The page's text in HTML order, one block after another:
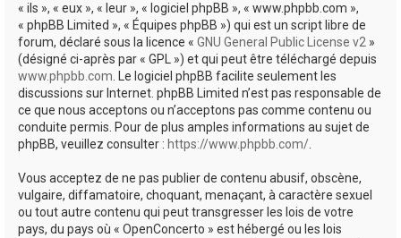
« ils », « eux », « leur », « logiciel phpBB », « www.phpbb.com »,
« phpBB Limited », « Équipes phpBB ») qui est un script libre de
forum, déclaré sous la licence « GNU General Public License v2 »
(désigné ci-après par « GPL ») et qui peut être téléchargé depuis
www.phpbb.com. Le logiciel phpBB facilite seulement les
discussions sur Internet. phpBB Limited n’est pas responsable de
ce que nous acceptons ou n’acceptons pas comme contenu ou
conduite permis. Pour de plus amples informations au sujet de
phpBB, veuillez consulter : https://www.phpbb.com/.
Vous acceptez de ne pas publier de contenu abusif, obscène,
vulgaire, diffamatoire, choquant, menaçant, à caractère sexuel
ou tout autre contenu qui peut transgresser les lois de votre
pays, du pays où « OpenConcerto » est hébergé ou les lois